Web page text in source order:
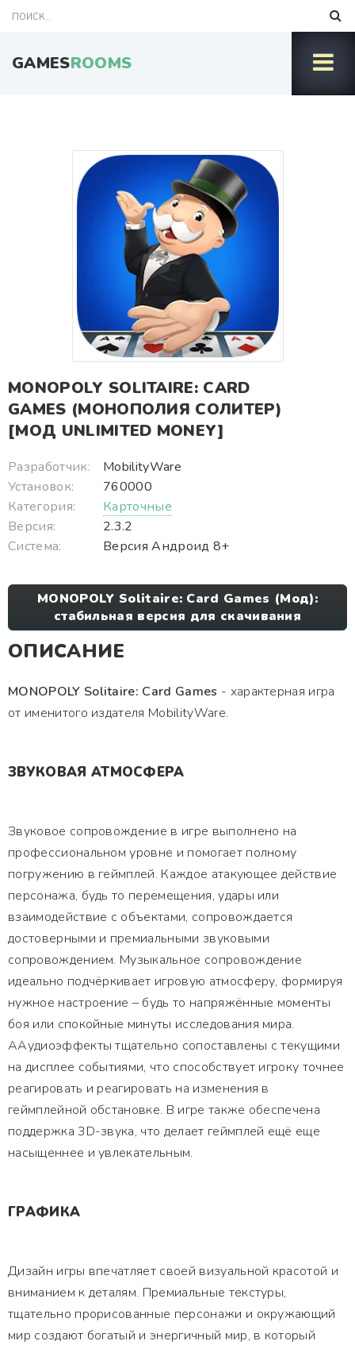
GAMESROOMS
MONOPOLY SOLITAIRE: CARD
GAMES (МОНОПОЛИЯ СОЛИТЕР)
[МОД UNLIMITED MONEY]
Разработчик:
MobilityWare
Установок:
760000
Категория:
Карточные
Версия:
2.3.2
Система:
Версия Андроид 8+
MONOPOLY Solitaire: Card Games (Мод):
стабильная версия для скачивания
ОПИСАНИЕ
MONOPOLY Solitaire: Card Games - характерная игра
от именитого издателя MobilityWare.
ЗВУКОВАЯ АТМОСФЕРА
Звуковое сопровождение в игре выполнено на
профессиональном уровне и помогает полному
погружению в геймплей. Каждое атакующее действие
персонажа, будь то перемещения, удары или
взаимодействие с объектами, сопровождается
достоверными и премиальными звуковыми
сопровождением. Музыкальное сопровождение
идеально подчёркивает игровую атмосферу, формируя
нужное настроение – будь то напряжённые моменты
боя или спокойные минуты исследования мира.
ААудиоэффекты тщательно сопоставлены с текущими
на дисплее событиями, что способствует игроку точнее
реагировать и реагировать на изменения в
геймплейной обстановке. В игре также обеспечена
поддержка 3D-звука, что делает геймплей ещё еще
насыщеннее и увлекательным.
ГРАФИКА
Дизайн игры впечатляет своей визуальной красотой и
вниманием к деталям. Премиальные текстуры,
тщательно прорисованные персонажи и окружающий
мир создают богатый и энергичный мир, в который